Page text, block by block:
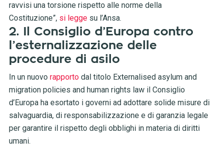
ravvisi una torsione rispetto alle norme della
Costituzione”, si leggesu l’Ansa.
2. Il Consiglio d’Europa contro
l’esternalizzazione delle
procedure di asilo
In un nuovo rapportodal titolo Externalised asylum and
migration policies and human rights law il Consiglio
d’Europa ha esortato i governi ad adottare solide misure di
salvaguardia, di responsabilizzazione e di garanzia legale
per garantire il rispetto degli obblighi in materia di diritti
umani.